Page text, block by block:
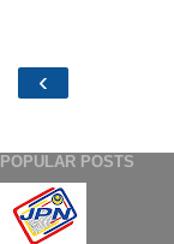
‹
POPULAR POSTS